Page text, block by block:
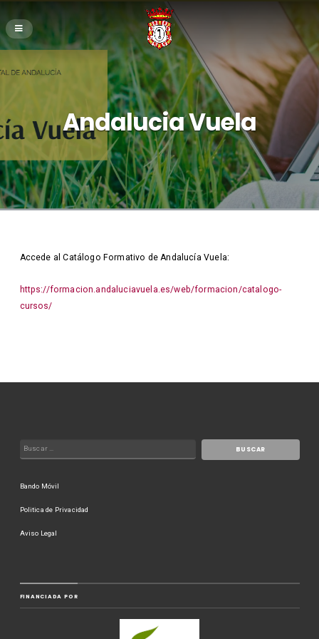
Andalucia Vuela
Accede al Catálogo Formativo de Andalucía Vuela:
https://formacion.andaluciavuela.es/web/formacion/catalogo-
cursos/
Bando Móvil
Politica de Privacidad
Aviso Legal
FINANCIADA POR